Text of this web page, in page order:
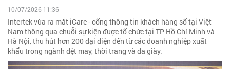
10/07/2026 11:36
Intertek vừa ra mắt iCare - cổng thông tin khách hàng số tại Việt
Nam thông qua chuỗi sự kiện được tổ chức tại TP Hồ Chí Minh và
Hà Nội, thu hút hơn 200 đại diện đến từ các doanh nghiệp xuất
khẩu trong ngành dệt may, thời trang và da giày.